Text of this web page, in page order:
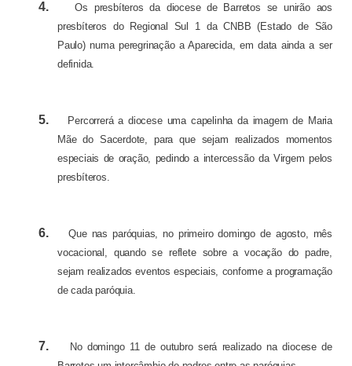
4.
Os presbíteros da diocese de Barretos se unirão aos
presbíteros do Regional Sul 1 da CNBB (Estado de São
Paulo) numa peregrinação a Aparecida, em data ainda a ser
definida.
5.
Percorrerá a diocese uma capelinha da imagem de Maria
Mãe do Sacerdote, para que sejam realizados momentos
especiais de oração, pedindo a intercessão da Virgem pelos
presbíteros.
6.
Que nas paróquias, no primeiro domingo de agosto, mês
vocacional, quando se reflete sobre a vocação do padre,
sejam realizados eventos especiais, conforme a programação
de cada paróquia.
7.
No domingo 11 de outubro será realizado na diocese de